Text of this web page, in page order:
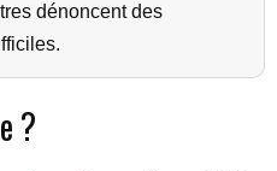
dénoncent des
?